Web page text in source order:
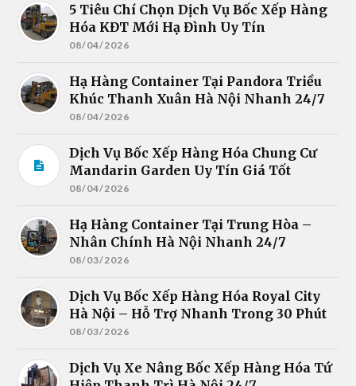
5 Tiêu Chí Chọn Dịch Vụ Bốc Xếp Hàng
Hóa KĐT Mới Hạ Đình Uy Tín
08/04/2026
Hạ Hàng Container Tại Pandora Triều
Khúc Thanh Xuân Hà Nội Nhanh 24/7
08/04/2026
Dịch Vụ Bốc Xếp Hàng Hóa Chung Cư
Mandarin Garden Uy Tín Giá Tốt
08/04/2026
Hạ Hàng Container Tại Trung Hòa –
Nhân Chính Hà Nội Nhanh 24/7
08/03/2026
Dịch Vụ Bốc Xếp Hàng Hóa Royal City
Hà Nội – Hỗ Trợ Nhanh Trong 30 Phút
08/03/2026
Dịch Vụ Xe Nâng Bốc Xếp Hàng Hóa Tứ